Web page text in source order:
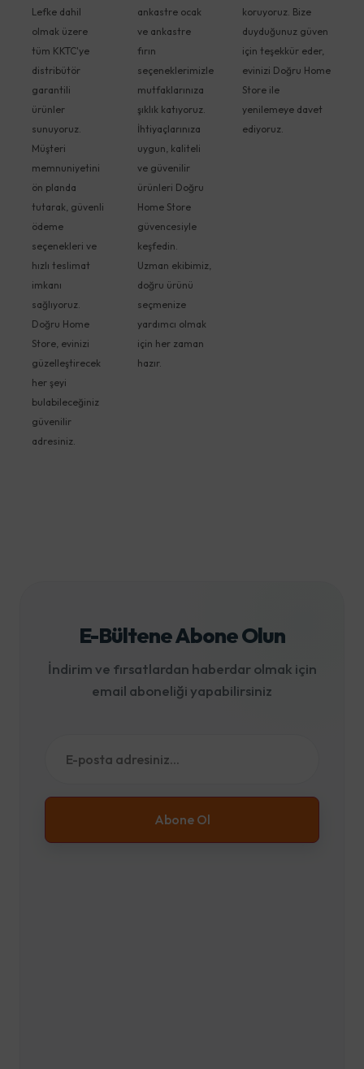
Lefke dahil
olmak üzere
tüm KKTC'ye
distribütör
garantili
ürünler
sunuyoruz.
Müşteri
memnuniyetini
ön planda
tutarak, güvenli
ödeme
seçenekleri ve
hızlı teslimat
imkanı
sağlıyoruz.
Doğru Home
Store, evinizi
güzelleştirecek
her şeyi
bulabileceğiniz
güvenilir
adresiniz.
ankastre ocak
ve ankastre
fırın
seçeneklerimizle
mutfaklarınıza
şıklık katıyoruz.
İhtiyaçlarınıza
uygun, kaliteli
ve güvenilir
ürünleri Doğru
Home Store
güvencesiyle
keşfedin.
Uzman ekibimiz,
doğru ürünü
seçmenize
yardımcı olmak
için her zaman
hazır.
koruyoruz. Bize
duyduğunuz güven
için teşekkür eder,
evinizi Doğru Home
Store ile
yenilemeye davet
ediyoruz.
E-Bültene Abone Olun
İndirim ve fırsatlardan haberdar olmak için
email aboneliği yapabilirsiniz
Abone Ol